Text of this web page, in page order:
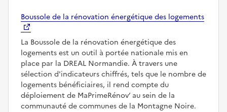
Boussole de la rénovation énergétique des logements
La Boussole de la rénovation énergétique des
logements est un outil à portée nationale mis en
place par la DREAL Normandie. À travers une
sélection d'indicateurs chiffrés, tels que le nombre de
logements bénéficiaires, il rend compte du
déploiement de MaPrimeRénov’ au sein de la
communauté de communes de la Montagne Noire.